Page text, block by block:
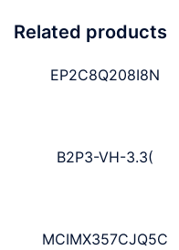
Related products
EP2C8Q208I8N
B2P3-VH-3.3(
MCIMX357CJQ5C